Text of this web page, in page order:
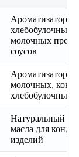
Ароматизатор
хлебобулочных,
молочных
соусов
Ароматизатор
молочных,
хлебобулочных
Натуральный
масла для
изделий